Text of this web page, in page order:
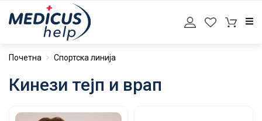
Почетна Спортска линија
Кинези тејп и врап